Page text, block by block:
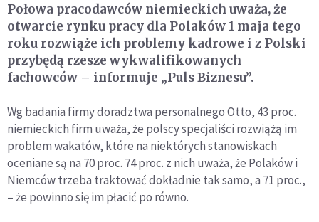
Połowa pracodawców niemieckich uważa, że
otwarcie rynku pracy dla Polaków 1 maja tego
roku rozwiąże ich problemy kadrowe i z Polski
przybędą rzesze wykwalifikowanych
fachowców – informuje „Puls Biznesu”.
Wg badania firmy doradztwa personalnego Otto, 43 proc.
niemieckich firm uważa, że polscy specjaliści rozwiążą im
problem wakatów, które na niektórych stanowiskach
oceniane są na 70 proc. 74 proc. z nich uważa, że Polaków i
Niemców trzeba traktować dokładnie tak samo, a 71 proc.,
– że powinno się im płacić po równo.